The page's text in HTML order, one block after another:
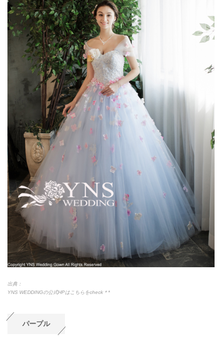
出典：
YNS WEDDINGの公式HPはこちらをcheck＊*
パープル